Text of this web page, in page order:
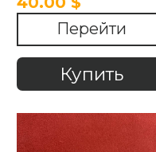
9825453680
9825518680 Peugeot
3008 2017-2024 .
Перейти
Купить